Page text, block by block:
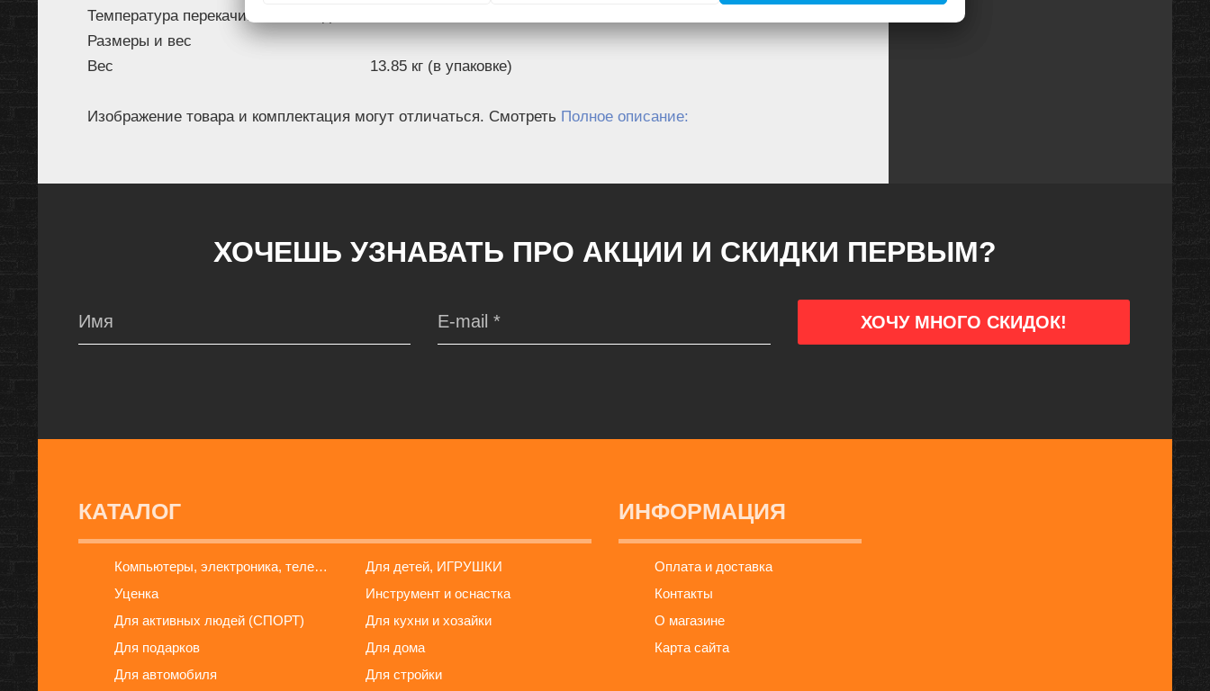
Температура перекачиваемой жидкости
Размеры и вес
Вес
13.85 кг (в упаковке)
Изображение товара и комплектация могут отличаться. Смотреть Полное описание:
ХОЧЕШЬ УЗНАВАТЬ ПРО АКЦИИ И СКИДКИ ПЕРВЫМ?
КАТАЛОГ
Компьютеры, электроника, телефоны
Для детей, ИГРУШКИ
Уценка
Инструмент и оснастка
Для активных людей (СПОРТ)
Для кухни и хозайки
Для подарков
Для дома
Для автомобиля
Для стройки
ИНФОРМАЦИЯ
Оплата и доставка
Контакты
О магазине
Карта сайта